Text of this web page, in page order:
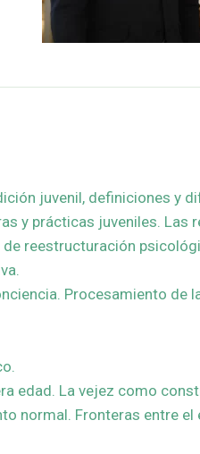
juvenil, definiciones y
y prácticas juveniles. Las
reestructuración
Procesamiento de
edad. La vejez como
normal. Fronteras entre